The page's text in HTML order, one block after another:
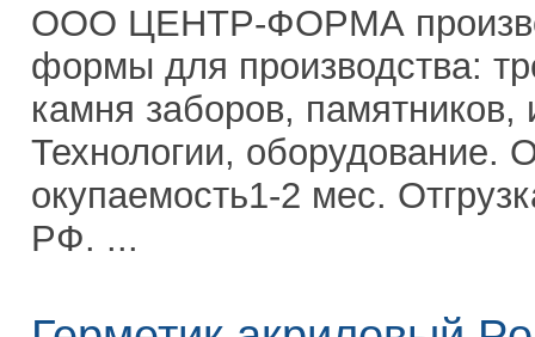
ООО ЦЕНТР-ФОРМА
формы для производства:
камня заборов,
Технологии, оборудование.
окупаемость1-2 мес.
РФ. ...